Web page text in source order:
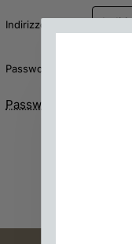
Indirizzo E-Mail
Password
Password Dimenticata